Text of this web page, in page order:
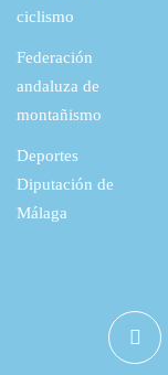
ciclismo
Federación
andaluza de
montañismo
Deportes
Diputación de
Málaga